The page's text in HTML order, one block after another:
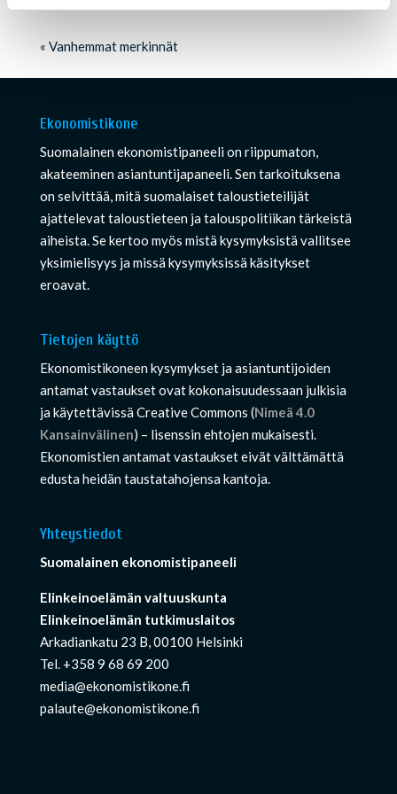
« Vanhemmat merkinnät
Ekonomistikone
Suomalainen ekonomistipaneeli on riippumaton,
akateeminen asiantuntijapaneeli. Sen tarkoituksena
on selvittää, mitä suomalaiset taloustieteilijät
ajattelevat taloustieteen ja talouspolitiikan tärkeistä
aiheista. Se kertoo myös mistä kysymyksistä vallitsee
yksimielisyys ja missä kysymyksissä käsitykset
eroavat.
Tietojen käyttö
Ekonomistikoneen kysymykset ja asiantuntijoiden
antamat vastaukset ovat kokonaisuudessaan julkisia
ja käytettävissä Creative Commons (Nimeä 4.0
Kansainvälinen) – lisenssin ehtojen mukaisesti.
Ekonomistien antamat vastaukset eivät välttämättä
edusta heidän taustatahojensa kantoja.
Yhteystiedot
Suomalainen ekonomistipaneeli
Elinkeinoelämän valtuuskunta
Elinkeinoelämän tutkimuslaitos
Arkadiankatu 23 B, 00100 Helsinki
Tel. +358 9 68 69 200
media@ekonomistikone.fi
palaute@ekonomistikone.fi